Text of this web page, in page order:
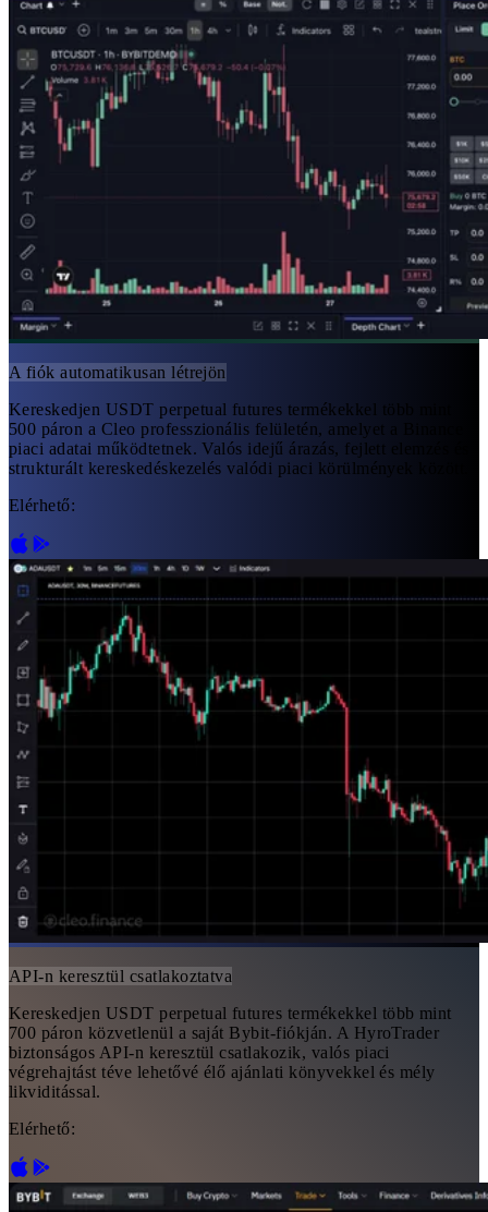
A fiók automatikusan létrejön
Kereskedjen USDT perpetual futures termékekkel több mint
500 páron a Cleo professzionális felületén, amelyet a Binance
piaci adatai működtetnek. Valós idejű árazás, fejlett elemzés és
strukturált kereskedéskezelés valódi piaci körülmények között.
Elérhető:
API-n keresztül csatlakoztatva
Kereskedjen USDT perpetual futures termékekkel több mint
700 páron közvetlenül a saját Bybit-fiókján. A HyroTrader
biztonságos API-n keresztül csatlakozik, valós piaci
végrehajtást téve lehetővé élő ajánlati könyvekkel és mély
likviditással.
Elérhető: